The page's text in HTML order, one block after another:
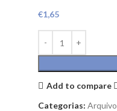
€1,65
Add to compare
Categorias: Arquivo